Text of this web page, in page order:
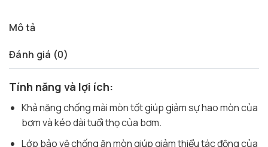
Mô tả
Đánh giá (0)
Tính năng và lợi ích:
Khả năng chống mài mòn tốt giúp giảm sự hao mòn của
bơm và kéo dài tuổi thọ của bơm.
Lớp bảo vệ chống ăn mòn giúp giảm thiểu tác động của